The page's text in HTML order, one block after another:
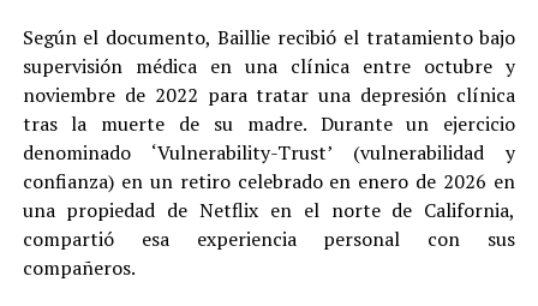
Según el documento, Baillie recibió el tratamiento bajo
supervisión médica en una clínica entre octubre y
noviembre de 2022 para tratar una depresión clínica
tras la muerte de su madre. Durante un ejercicio
denominado ‘Vulnerability-Trust’ (vulnerabilidad y
confianza) en un retiro celebrado en enero de 2026 en
una propiedad de Netflix en el norte de California,
compartió esa experiencia personal con sus
compañeros.